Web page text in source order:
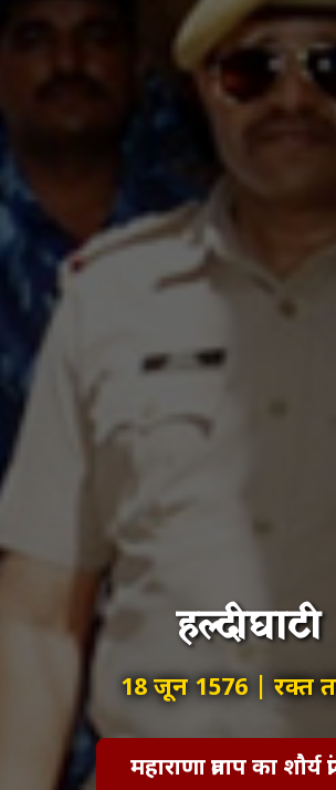
हल्दीघाटी
18 जून 1576 | रक्त
महाराणा प्रताप का शौर्य